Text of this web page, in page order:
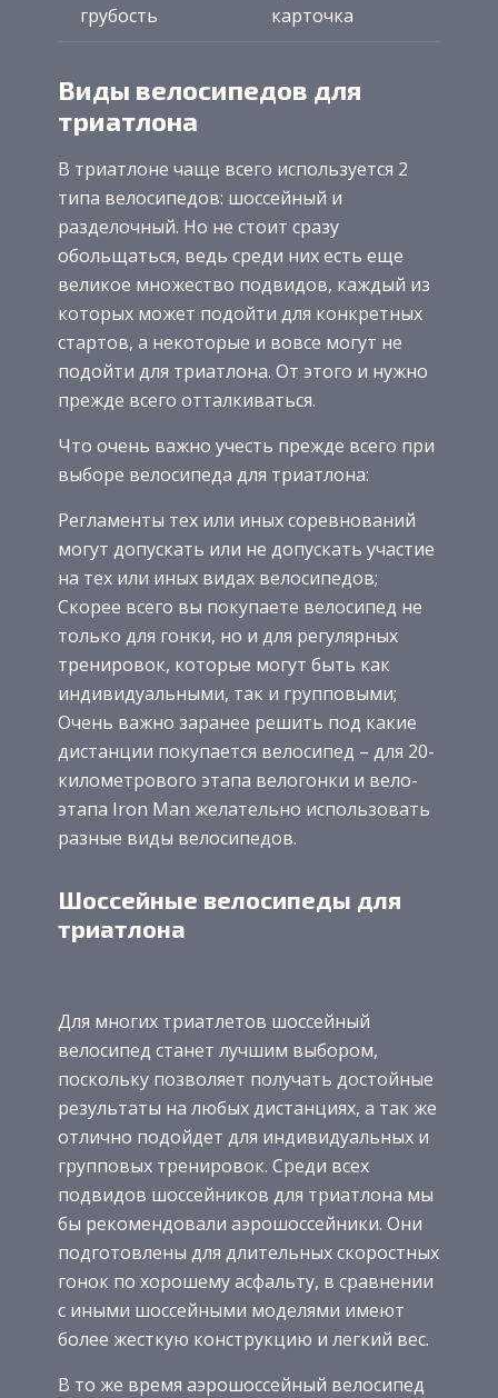
грубость
карточка
Виды велосипедов для
триатлона
В триатлоне чаще всего используется 2
типа велосипедов: шоссейный и
разделочный. Но не стоит сразу
обольщаться, ведь среди них есть еще
великое множество подвидов, каждый из
которых может подойти для конкретных
стартов, а некоторые и вовсе могут не
подойти для триатлона. От этого и нужно
прежде всего отталкиваться.
Что очень важно учесть прежде всего при
выборе велосипеда для триатлона:
Регламенты тех или иных соревнований
могут допускать или не допускать участие
на тех или иных видах велосипедов;
Скорее всего вы покупаете велосипед не
только для гонки, но и для регулярных
тренировок, которые могут быть как
индивидуальными, так и групповыми;
Очень важно заранее решить под какие
дистанции покупается велосипед – для 20-
километрового этапа велогонки и вело-
этапа Iron Man желательно использовать
разные виды велосипедов.
Шоссейные велосипеды для
триатлона
Для многих триатлетов шоссейный
велосипед станет лучшим выбором,
поскольку позволяет получать достойные
результаты на любых дистанциях, а так же
отлично подойдет для индивидуальных и
групповых тренировок. Среди всех
подвидов шоссейников для триатлона мы
бы рекомендовали аэрошоссейники. Они
подготовлены для длительных скоростных
гонок по хорошему асфальту, в сравнении
с иными шоссейными моделями имеют
более жесткую конструкцию и легкий вес.
В то же время аэрошоссейный велосипед